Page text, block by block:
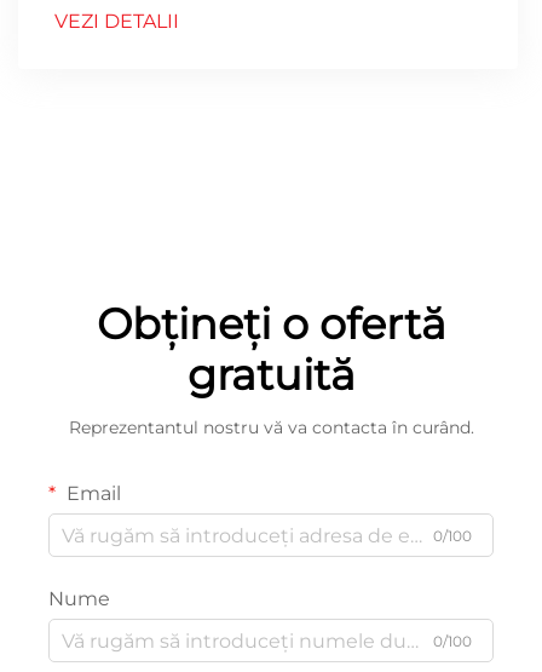
VEZI DETALII
Obțineți o ofertă
gratuită
Reprezentantul nostru vă va contacta în curând.
Email
0/100
Nume
0/100